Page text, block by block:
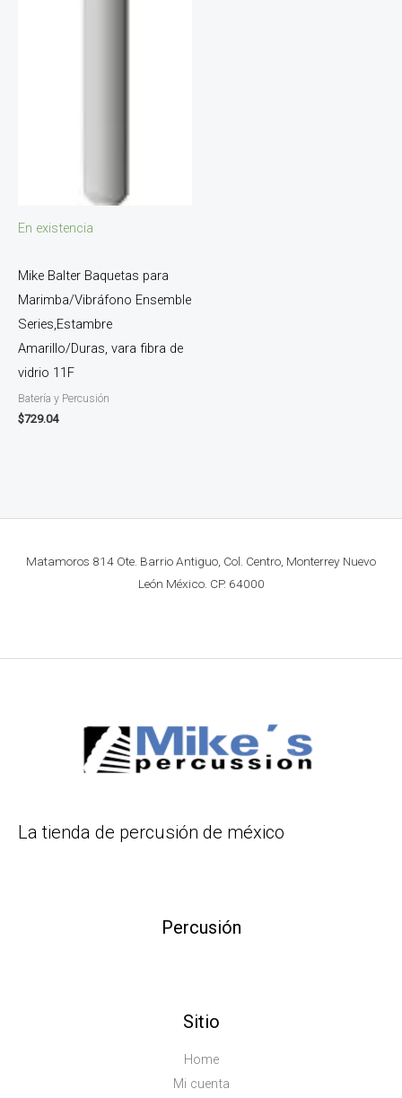
En existencia
Mike Balter Baquetas para
Marimba/Vibráfono Ensemble
Series,Estambre
Amarillo/Duras, vara fibra de
vidrio 11F
Batería y Percusión
$729.04
Matamoros 814 Ote. Barrio Antiguo, Col. Centro, Monterrey Nuevo
León México. CP. 64000
La tienda de percusión de méxico
Percusión
Sitio
Home
Mi cuenta